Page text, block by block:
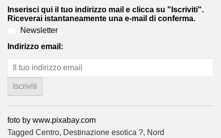
Inserisci qui il tuo indirizzo mail e clicca su "Iscriviti".
Riceverai istantaneamente una e-mail di conferma.
Newsletter
Indirizzo email:
foto by www.pixabay.com
Tagged Centro, Destinazione esotica ?, Nord